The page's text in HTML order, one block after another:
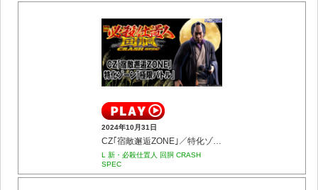
2024年10月31日
CZ｢宿敵邂逅ZONE｣／特化ゾーン｢極限バトル｣
L 新・必殺仕置人 回胴 CRASH
SPEC